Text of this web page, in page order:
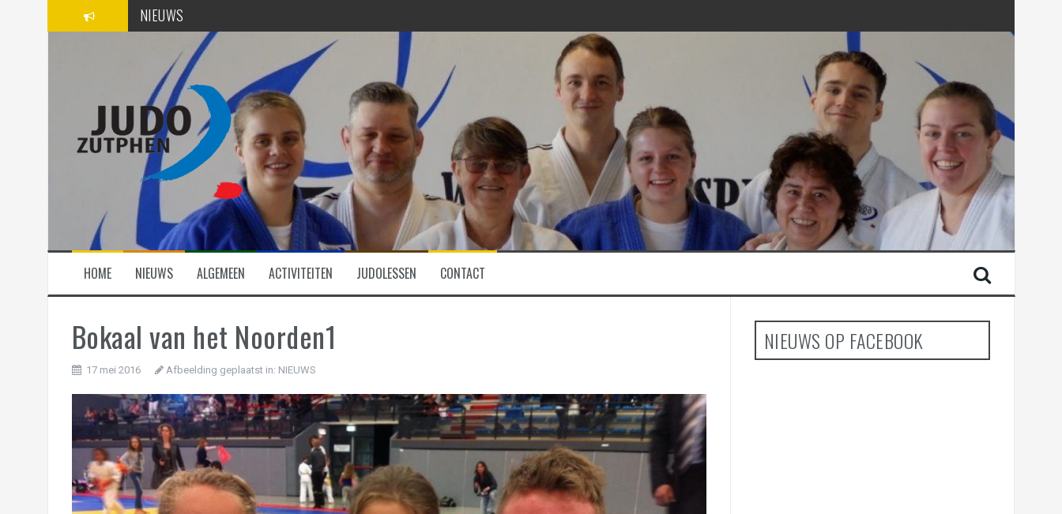
NIEUWS
SPONSORS
ACTIVITEITEN
HOME NIEUWS ALGEMEEN ACTIVITEITEN JUDOLESSEN CONTACT
Bokaal van het Noorden1
17 mei 2016 Afbeelding geplaatst in: NIEUWS
NIEUWS OP FACEBOOK